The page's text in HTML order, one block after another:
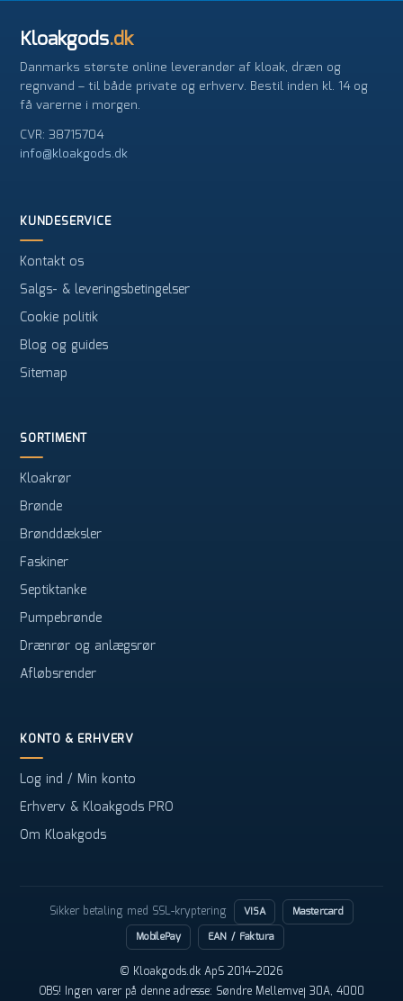
Kloakgods.dk
Danmarks største online leverandør af kloak, dræn og
regnvand – til både private og erhverv. Bestil inden kl. 14 og
få varerne i morgen.
CVR: 38715704
info@kloakgods.dk
KUNDESERVICE
Kontakt os
Salgs- & leveringsbetingelser
Cookie politik
Blog og guides
Sitemap
SORTIMENT
Kloakrør
Brønde
Brønddæksler
Faskiner
Septiktanke
Pumpebrønde
Drænrør og anlægsrør
Afløbsrender
KONTO & ERHVERV
Log ind / Min konto
Erhverv & Kloakgods PRO
Om Kloakgods
Sikker betaling med SSL-kryptering VISA
Mastercard
MobilePay
EAN / Faktura
© Kloakgods.dk ApS 2014–2026
OBS! Ingen varer på denne adresse: Søndre Mellemvej 30A, 4000